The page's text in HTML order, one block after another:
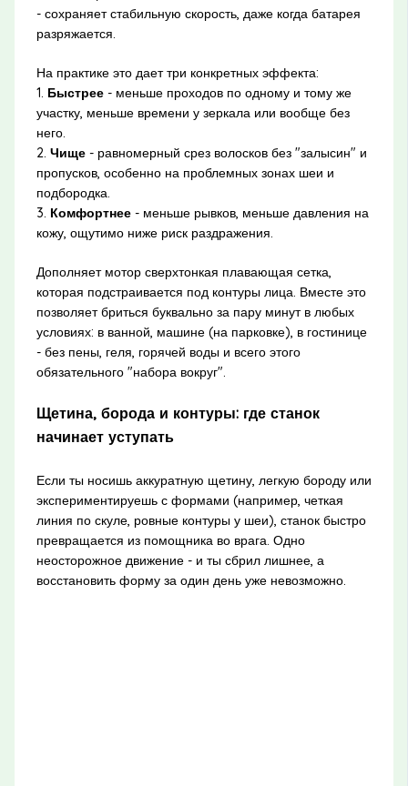
- сохраняет стабильную скорость, даже когда батарея
разряжается.
На практике это дает три конкретных эффекта:
1. Быстрее- меньше проходов по одному и тому же
участку, меньше времени у зеркала или вообще без
него.
2. Чище- равномерный срез волосков без "залысин" и
пропусков, особенно на проблемных зонах шеи и
подбородка.
3. Комфортнее- меньше рывков, меньше давления на
кожу, ощутимо ниже риск раздражения.
Дополняет мотор сверхтонкая плавающая сетка,
которая подстраивается под контуры лица. Вместе это
позволяет бриться буквально за пару минут в любых
условиях: в ванной, машине (на парковке), в гостинице
- без пены, геля, горячей воды и всего этого
обязательного "набора вокруг".
Щетина, борода и контуры: где станок
начинает уступать
Если ты носишь аккуратную щетину, легкую бороду или
экспериментируешь с формами (например, четкая
линия по скуле, ровные контуры у шеи), станок быстро
превращается из помощника во врага. Одно
неосторожное движение - и ты сбрил лишнее, а
восстановить форму за один день уже невозможно.